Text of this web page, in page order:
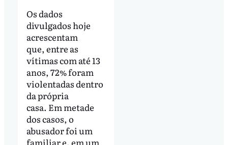
Os dados
divulgados hoje
acrescentam
que, entre as
vítimas com até 13
anos, 72% foram
violentadas dentro
da própria
casa. Em metade
dos casos, o
abusador foi um
familiar e, em um